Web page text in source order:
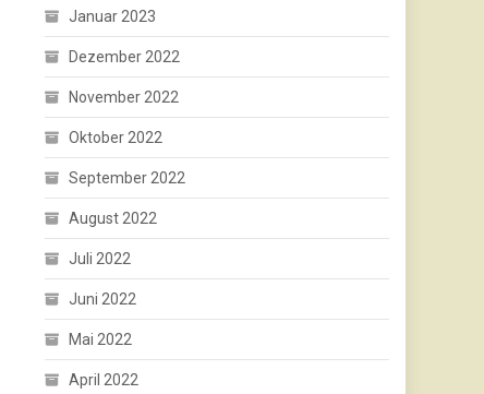
Januar 2023
Dezember 2022
November 2022
Oktober 2022
September 2022
August 2022
Juli 2022
Juni 2022
Mai 2022
April 2022